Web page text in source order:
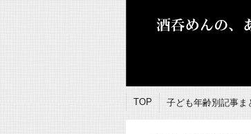
TOP 子ども年齢別記事ま